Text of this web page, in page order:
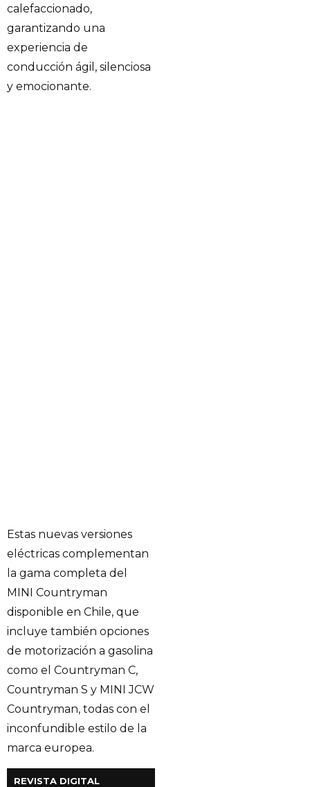
calefaccionado,
garantizando una
experiencia de
conducción ágil, silenciosa
y emocionante.
Estas nuevas versiones
eléctricas complementan
la gama completa del
MINI Countryman
disponible en Chile, que
incluye también opciones
de motorización a gasolina
como el Countryman C,
Countryman S y MINI JCW
Countryman, todas con el
inconfundible estilo de la
marca europea.
REVISTA DIGITAL